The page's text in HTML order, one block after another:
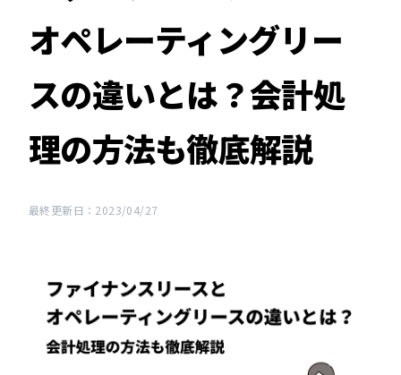
オペレーティングリー
スの違いとは？会計処
理の方法も徹底解説
最終更新日：2023/04/27